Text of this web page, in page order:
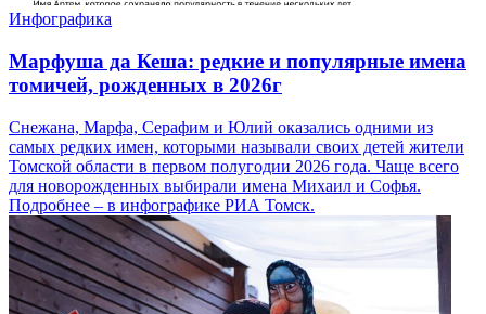
Инфографика
Марфуша да Кеша: редкие и популярные имена
томичей, рожденных в 2026г
Снежана, Марфа, Серафим и Юлий оказались одними из
самых редких имен, которыми называли своих детей жители
Томской области в первом полугодии 2026 года. Чаще всего
для новорожденных выбирали имена Михаил и Софья.
Подробнее – в инфографике РИА Томск.